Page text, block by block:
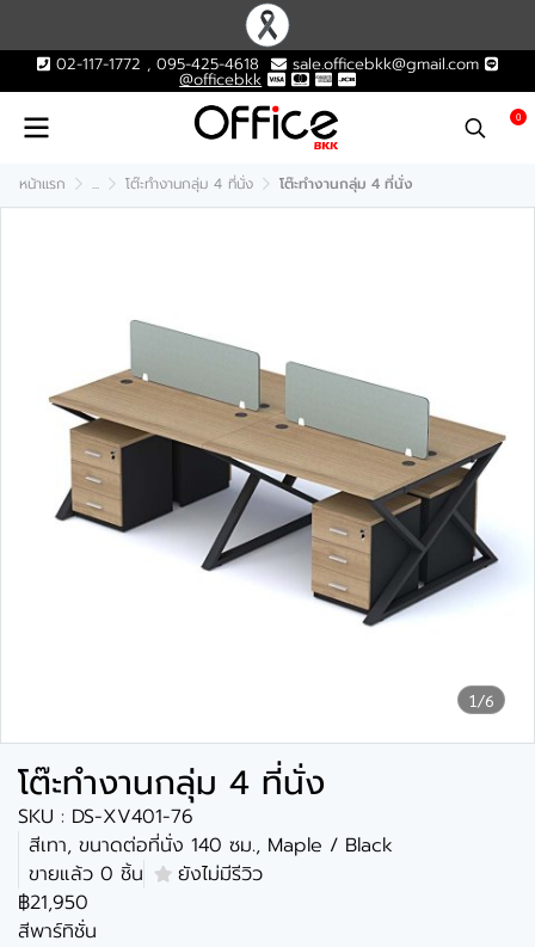
02-117-1772 , 095-425-4618 sale.officebkk@gmail.com
@officebkk
0
หน้าแรก ... โต๊ะทำงานกลุ่ม 4 ที่นั่ง โต๊ะทำงานกลุ่ม 4 ที่นั่ง
1/6
โต๊ะทำงานกลุ่ม 4 ที่นั่ง
SKU : DS-XV401-76
สีเทา, ขนาดต่อที่นั่ง 140 ซม., Maple / Black
ขายแล้ว 0 ชิ้น
ยังไม่มีรีวิว
฿21,950
สีพาร์ทิชั่น